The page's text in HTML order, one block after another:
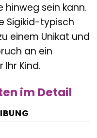
hinweg sein kann.
Sigikid-typisch
einem Unikat und
an ein
Ihr Kind.
im Detail